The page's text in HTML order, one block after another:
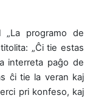
„La programo de
„Ĉi tie estas
interreta paĝo de
ĉi tie la veran kaj
pri konfeso, kaj